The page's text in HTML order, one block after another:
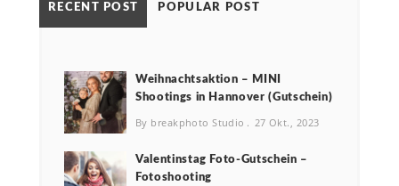
RECENT POST POPULAR POST
Weihnachtsaktion – MINI
Shootings in Hannover (Gutschein)
By breakphoto Studio 27 Okt., 2023
Valentinstag Foto-Gutschein –
Fotoshooting